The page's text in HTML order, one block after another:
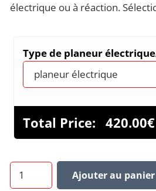
électrique ou à réaction.
Type de planeur
Total Price: €
420.00
quantité
de
Ajouter au panier